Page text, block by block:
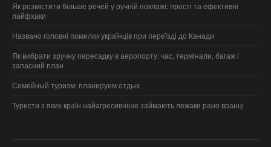
Як розмістити більше речей у ручній поклажі: прості та ефективні
лайфхаки
Названо головні помилки українців при переїзді до Канади
Як вибрати зручну пересадку в аеропорту: час, термінали, багаж і
запасний план
Семейный туризм: планируем отдых
Туристи з яких країн найагресивніше займають лежаки рано вранці